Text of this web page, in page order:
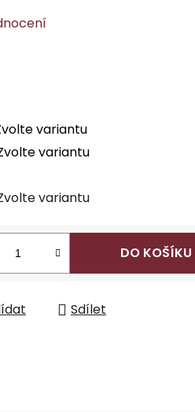
variantu
variantu
variantu
DO KOŠÍKU
Sdílet